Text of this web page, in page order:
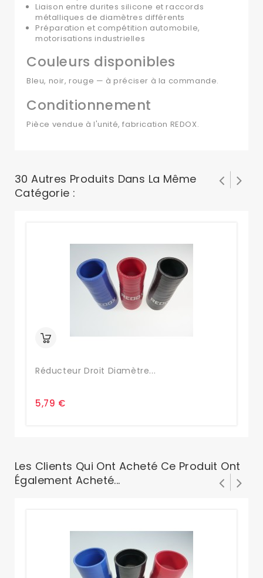
Liaison entre durites silicone et raccords
métalliques de diamètres différents
Préparation et compétition automobile,
motorisations industrielles
Couleurs disponibles
Bleu, noir, rouge — à préciser à la commande.
Conditionnement
Pièce vendue à l'unité, fabrication REDOX.
30 Autres Produits Dans La Même
Catégorie :
Réducteur Droit Diamètre...
5,79 €
Les Clients Qui Ont Acheté Ce Produit Ont
Également Acheté...